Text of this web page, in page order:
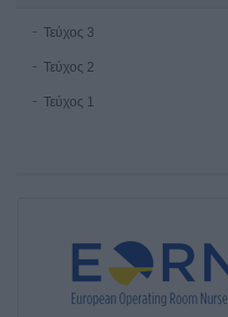
Τεύχος 3
Τεύχος 2
Τεύχος 1